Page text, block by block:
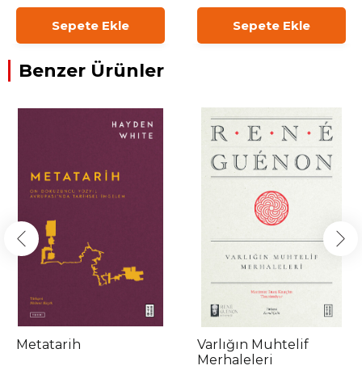
Sepete Ekle Sepete Ekle
Benzer Ürünler
Metatarih
Varlığın Muhtelif
Merhaleleri